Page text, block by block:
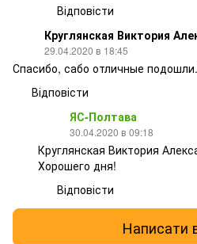
Відповісти
Круглянская Виктория
29.04.2020 в 18:45
Спасибо, сабо отличные
Відповісти
ЯС-Полтава
30.04.2020 в 09:18
Круглянская Виктория
Хорошего дня!
Відповісти
Написати